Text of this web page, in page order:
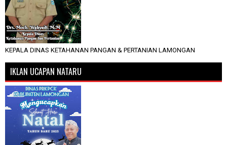
KEPALA DINAS KETAHANAN PANGAN & PERTANIAN LAMONGAN
IKLAN UCAPAN NATARU